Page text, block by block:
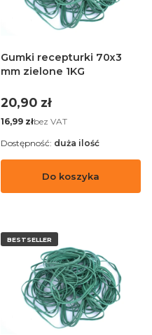
Gumki recepturki 70x3
mm zielone 1KG
Cena
20,90 zł
Cena
16,99 złbez VAT
Do koszyka
Dostępność: duża ilość
BESTSELLER